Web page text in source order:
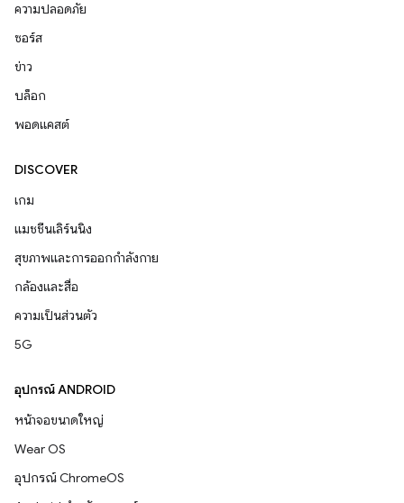
ความปลอดภัย
ซอร์ส
ข่าว
บล็อก
พอดแคสต์
DISCOVER
เกม
แมชชีนเลิร์นนิง
สุขภาพและการออกกำลังกาย
กล้องและสื่อ
ความเป็นส่วนตัว
5G
อุปกรณ์ ANDROID
หน้าจอขนาดใหญ่
Wear OS
อุปกรณ์ ChromeOS